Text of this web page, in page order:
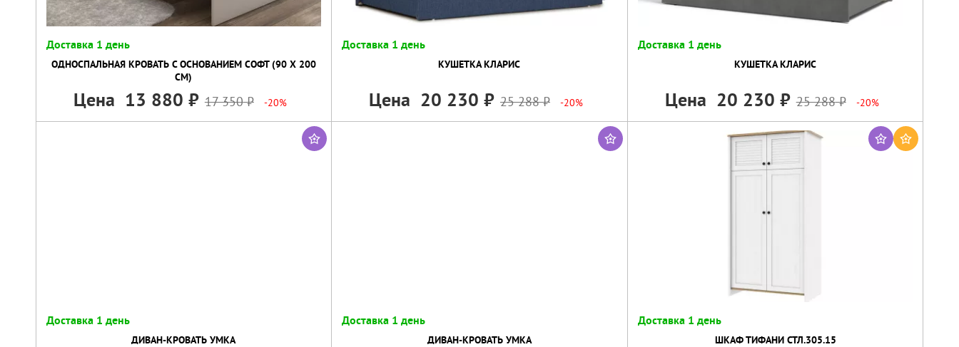
Доставка 1 день
ОДНОСПАЛЬНАЯ КРОВАТЬ С ОСНОВАНИЕМ СОФТ (90 Х 200
СМ)
Цена 13 880 17 350 -20%
Доставка 1 день
КУШЕТКА КЛАРИС
Цена 20 230 25 288 -20%
Доставка 1 день
КУШЕТКА КЛАРИС
Цена 20 230 25 288 -20%
Доставка 1 день
ДИВАН-КРОВАТЬ УМКА
Доставка 1 день
ДИВАН-КРОВАТЬ УМКА
Доставка 1 день
ШКАФ ТИФАНИ СТЛ.305.15